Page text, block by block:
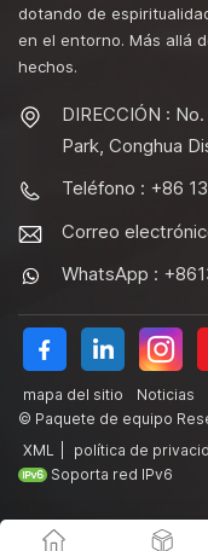
dotando de
en el entorno. Más allá
hechos.
DIRECCIÓN :
Park, Conghua
Teléfono : +86
Correo
WhatsApp :
mapa del sitio Noticias
© Paquete de equipo
XML
política de
Soporta red IPv6